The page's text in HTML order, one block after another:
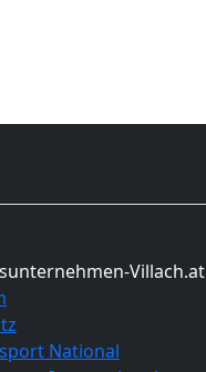
Villach.at
National